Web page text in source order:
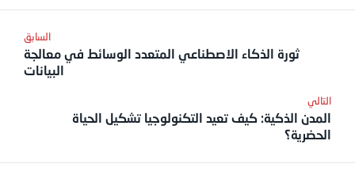
ثورة الذكاء الاصطناعي المتعدد الوسائط في معالجة
البيانات
المدن الذكية: كيف تعيد التكنولوجيا تشكيل الحياة
الحضرية؟